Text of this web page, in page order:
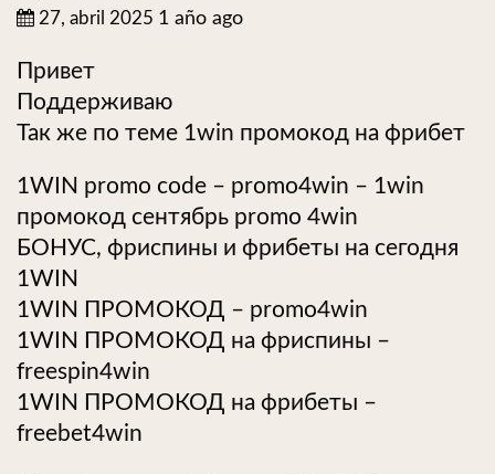
27, abril 2025 1 año ago
Привет
Поддерживаю
Так же по теме 1win промокод на фрибет
1WIN promo code – promo4win – 1win
промокод сентябрь promo 4win
БОНУС, фриспины и фрибеты на сегодня
1WIN
1WIN ПРОМОКОД – promo4win
1WIN ПРОМОКОД на фриспины –
freespin4win
1WIN ПРОМОКОД на фрибеты –
freebet4win